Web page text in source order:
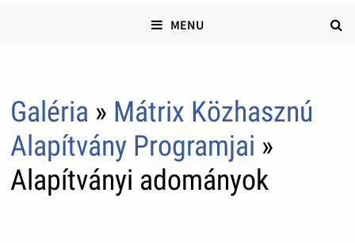
MENU
Galéria » Mátrix Közhasznú
Alapítvány Programjai »
Alapítványi adományok